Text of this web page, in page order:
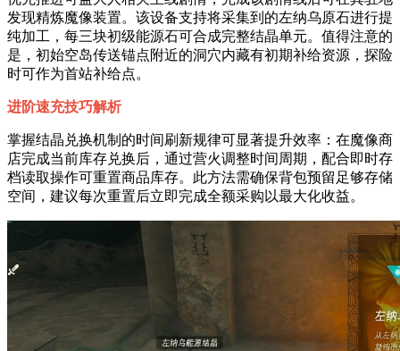
发现精炼魔像装置。该设备支持将采集到的左纳乌原石进行提
纯加工，每三块初级能源石可合成完整结晶单元。值得注意的
是，初始空岛传送锚点附近的洞穴内藏有初期补给资源，探险
时可作为首站补给点。
进阶速充技巧解析
掌握结晶兑换机制的时间刷新规律可显著提升效率：在魔像商
店完成当前库存兑换后，通过营火调整时间周期，配合即时存
档读取操作可重置商品库存。此方法需确保背包预留足够存储
空间，建议每次重置后立即完成全额采购以最大化收益。